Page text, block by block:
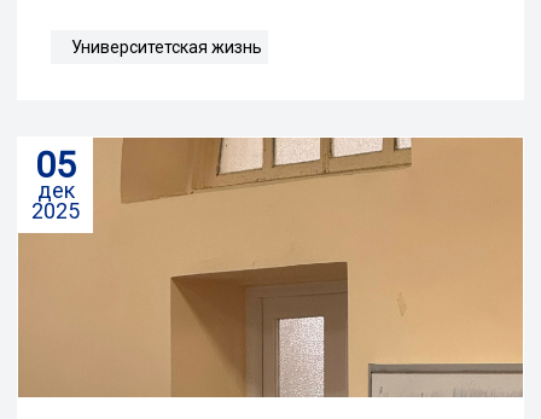
Университетская жизнь
05
дек
2025